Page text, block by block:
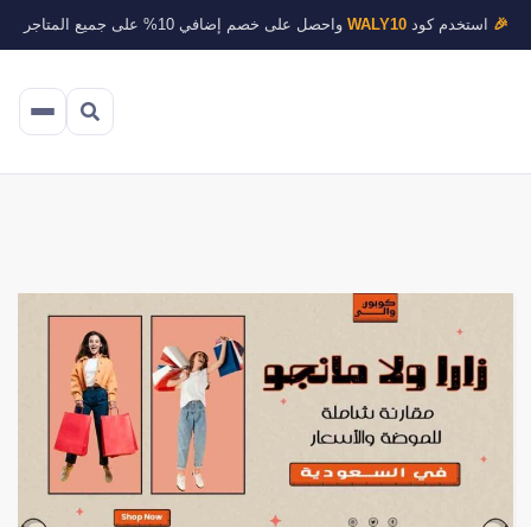
🎉 استخدم كودWALY10 واحصل على خصم إضافي 10% على جميع المتاجر